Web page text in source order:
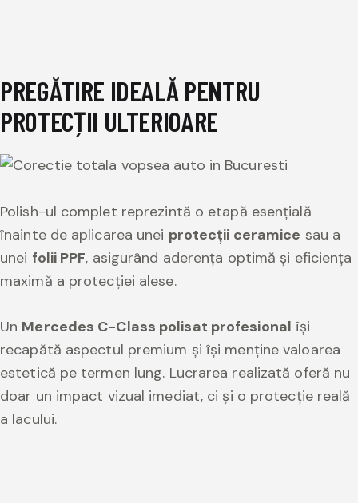
PREGĂTIRE IDEALĂ PENTRU
PROTECȚII ULTERIOARE
Polish-ul complet reprezintă o etapă esențială
înainte de aplicarea unei protecții ceramice sau a
unei folii PPF, asigurând aderența optimă și eficiența
maximă a protecției alese.
Un Mercedes C-Class polisat profesional își
recapătă aspectul premium și își menține valoarea
estetică pe termen lung. Lucrarea realizată oferă nu
doar un impact vizual imediat, ci și o protecție reală
a lacului.